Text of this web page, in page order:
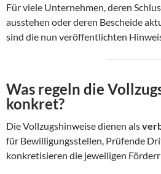
Für viele Unternehmen, deren
ausstehen oder deren Bescheide
sind die nun veröffentlichten
Was regeln die
konkret?
Die Vollzugshinweise dienen als
für Bewilligungsstellen, Prüfende
konkretisieren die jeweiligen